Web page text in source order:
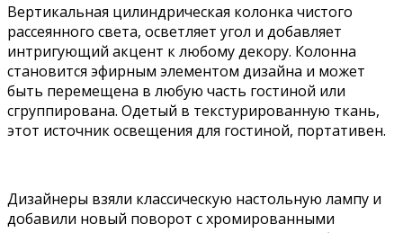
Вертикальная цилиндрическая колонка чистого
рассеянного света, осветляет угол и добавляет
интригующий акцент к любому декору. Колонна
становится эфирным элементом дизайна и может
быть перемещена в любую часть гостиной или
сгруппирована. Одетый в текстурированную ткань,
этот источник освещения для гостиной, портативен.
Дизайнеры взяли классическую настольную лампу и
добавили новый поворот с хромированными